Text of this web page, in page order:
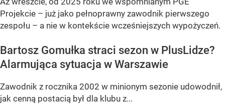
Projekcie – już jako pełnoprawny zawodnik pierwszego
zespołu – a nie w kontekście wcześniejszych wypożyczeń.
Bartosz Gomułka straci sezon w PlusLidze?
Alarmująca sytuacja w Warszawie
Zawodnik z rocznika 2002 w minionym sezonie udowodnił,
jak cenną postacią był dla klubu z...